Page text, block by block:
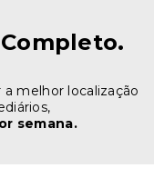
a melhor localização
semana.